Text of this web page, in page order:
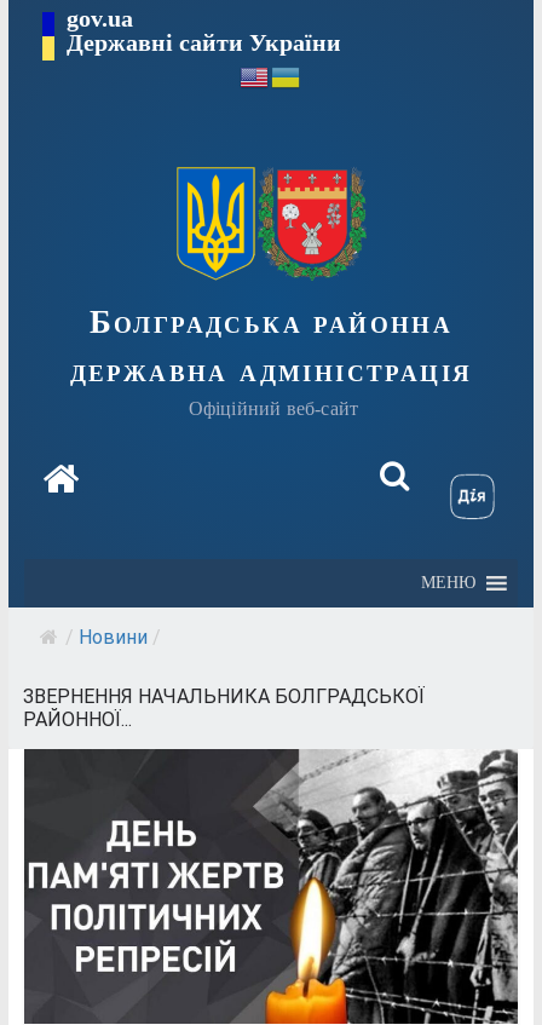
Перейтиgov.ua
Державні сайти України
Болградська районна
державна адміністрація
Офіційний веб-сайт
МЕНЮ
/ Новини /
ЗВЕРНЕННЯ НАЧАЛЬНИКА БОЛГРАДСЬКОЇ
РАЙОННОЇ...